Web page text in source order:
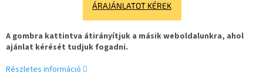
ÁRAJÁNLATOT KÉREK
A gombra kattintva átirányítjuk a másik weboldalunkra, ahol
ajánlat kérését tudjuk fogadni.
Részletes információ